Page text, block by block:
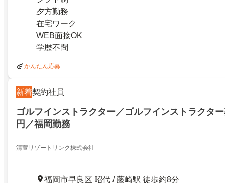
夕方勤務
在宅ワーク
WEB面接OK
学歴不問
かんたん応募
新着契約社員
ゴルフインストラクター／ゴルフインストラクタ
円／福岡勤務
清萱リゾートリンク株式会社
福岡市早良区 昭代 / 藤崎駅 徒歩約8分